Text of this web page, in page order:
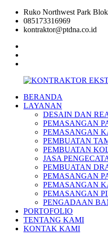
Skip
content
Ruko Northwest Park
085173316969
kontraktor@ptdna.co.id
KONTRAKTOR
EKSTERIOR
KONSTRUKSI
SURABAYA
BERANDA
LAYANAN
DESAIN DAN
PEMASANGAN
PEMASANGAN
PEMBUATAN
PEMBUATAN
JASA
PEMBUATAN
PEMASANGAN
PEMASANGAN
PEMASANGAN
PENGADAAN
PORTOFOLIO
TENTANG KAMI
KONTAK KAMI